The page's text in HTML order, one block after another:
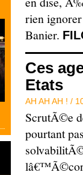
rien
Banier.
Ces
Etats
AH AH AH ! /
ScrutÃ©e
pourtant